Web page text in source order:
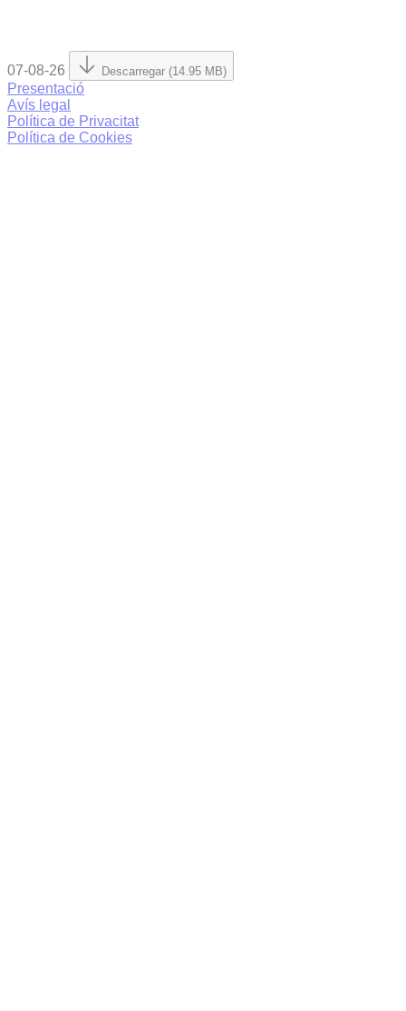
07-08-26 Descarregar (14.95 MB)
Presentació
Avís legal
Política de Privacitat
Política de Cookies